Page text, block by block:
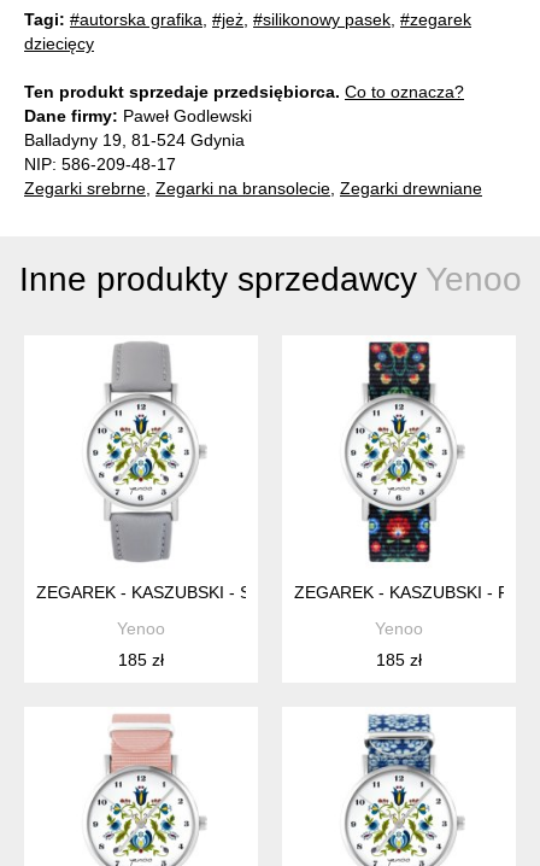
Tagi: #autorska grafika #jeż #silikonowy pasek #zegarek
dziecięcy
Ten produkt sprzedaje przedsiębiorca. Co to oznacza?
Dane firmy: Paweł Godlewski
Balladyny 19, 81-524 Gdynia
NIP: 586-209-48-17
Zegarki srebrne Zegarki na bransolecie Zegarki drewniane
Inne produkty sprzedawcy Yenoo
ZEGAREK - KASZUBSKI - SZARY, SKÓRZANY
Yenoo
185 zł
ZEGAREK - KASZUBSKI -
Yenoo
185 zł